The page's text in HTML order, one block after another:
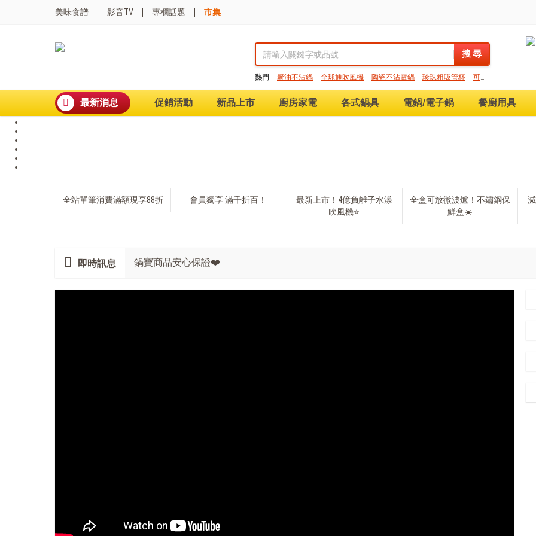
美味食譜 影音TV 專欄話題 市集
搜 尋
熱門 聚油不沾鍋 全球通吹風機 陶瓷不沾電鍋 珍珠粗吸管杯
可微
波保鮮盒
大理石不沾鍋 分隔便當盒 金鑽不沾鍋 氣炸烤箱
最新消息 促銷活動 新品上市 廚房家電 各式鍋具 電鍋/電子鍋 餐廚用具
全站單筆消費滿額現享88折 會員獨享 滿千折百！
最新上市！4億負離子水漾
吹風機⭐
全盒可放微波爐！不鏽鋼保
鮮盒☀️
即時訊息
鍋寶商品安心保證❤️
全站單筆消費滿額現享88折⚡
搜 尋
全球通吹風機
珍珠粗吸管杯
可微波保鮮盒
大理石不沾鍋